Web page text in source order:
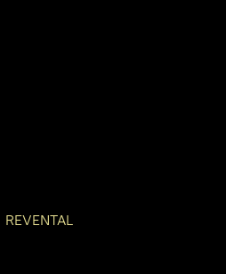
REVENTAL